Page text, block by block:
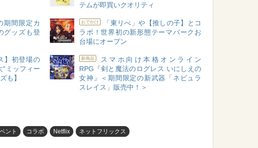
テムが即買いクオリティ
期間限定カ
グッズも登
おでかけ
「東リべ」や【推しの子】とコ
ラボ！世界初の新形態テーマパークお
台場にオープン
】初登場の
”ミッフィー
も】
新商品
スマホ向け本格オンライン
RPG『剣と魔法のログレス いにしえの
女神』＜期間限定の新武器「ネビュラ
スレイス」販売中！＞
ント コラボ Netflix ネットフリックス